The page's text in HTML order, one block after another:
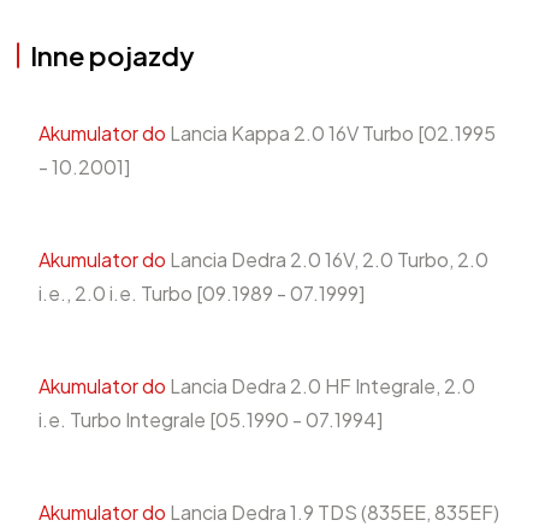
Inne pojazdy
Akumulator do Lancia Kappa 2.0 16V Turbo [02.1995
- 10.2001]
Akumulator do Lancia Dedra 2.0 16V, 2.0 Turbo, 2.0
i.e., 2.0 i.e. Turbo [09.1989 - 07.1999]
Akumulator do Lancia Dedra 2.0 HF Integrale, 2.0
i.e. Turbo Integrale [05.1990 - 07.1994]
Akumulator do Lancia Dedra 1.9 TDS (835EE, 835EF)